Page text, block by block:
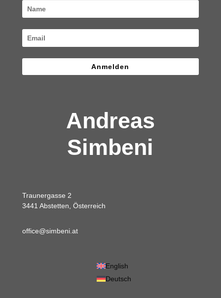
Anmelden
Andreas
Simbeni
Traunergasse 2
3441 Abstetten, Österreich
office@simbeni.at
English
Deutsch